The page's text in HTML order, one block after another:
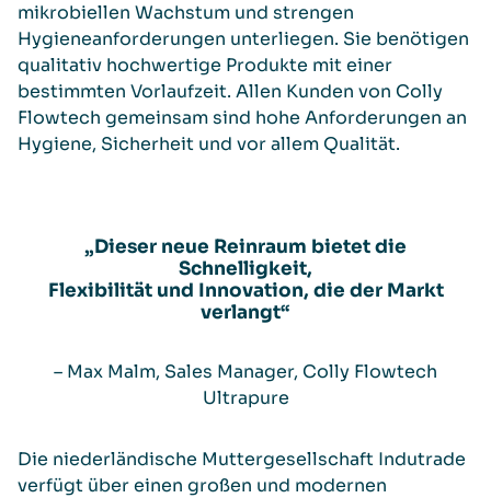
mikrobiellen Wachstum und strengen
Hygieneanforderungen unterliegen. Sie benötigen
qualitativ hochwertige Produkte mit einer
bestimmten Vorlaufzeit. Allen Kunden von Colly
Flowtech gemeinsam sind hohe Anforderungen an
Hygiene, Sicherheit und vor allem Qualität.
„Dieser neue Reinraum bietet die
Schnelligkeit,
Flexibilität und Innovation, die der Markt
verlangt“
– Max Malm, Sales Manager, Colly Flowtech
Ultrapure
Die niederländische Muttergesellschaft Indutrade
verfügt über einen großen und modernen